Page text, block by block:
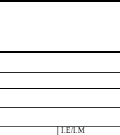
I.E/I.M